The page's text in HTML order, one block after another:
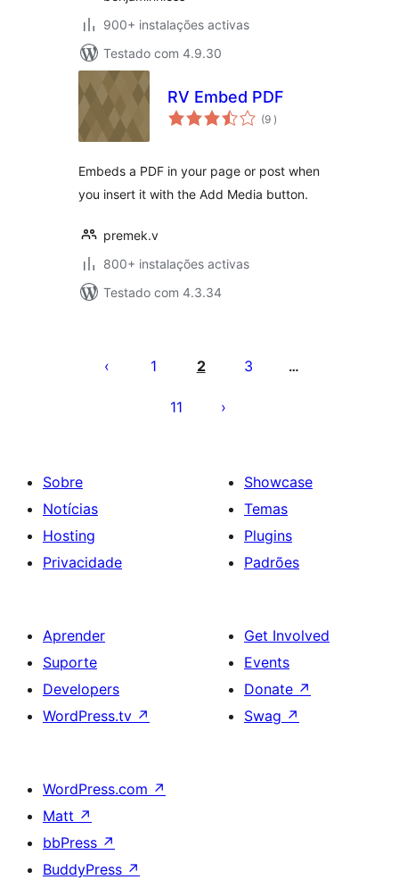
900+ instalações activas
Testado com 4.9.30
RV Embed PDF
(9 classificações
)
Embeds a PDF in your page or post when
you insert it with the Add Media button.
premek.v
800+ instalações activas
Testado com 4.3.34
dos
1 2 3 …
11
Sobre
Notícias
Hosting
Privacidade
Showcase
Temas
Plugins
Padrões
Aprender
Suporte
Developers
WordPress.tv ↗
Get Involved
Events
Donate ↗
Swag ↗
WordPress.com ↗
Matt ↗
bbPress ↗
BuddyPress ↗